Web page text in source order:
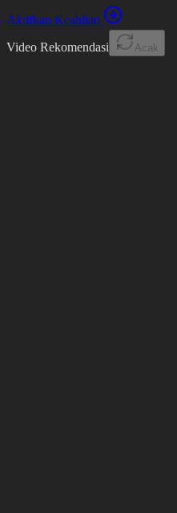
Aktifkan Keahlian
Video Rekomendasi
Acak